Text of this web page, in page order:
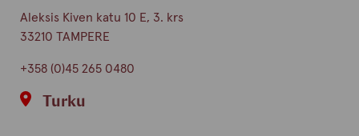
Aleksis Kiven katu 10 E, 3. krs
33210 TAMPERE
+358 (0)45 265 0480
Turku